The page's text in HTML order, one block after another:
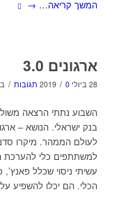
המשך קריאה… →
ארגונים 3.0
28 ביולי 2019 / 0 תגובות / ב
השבוע נתתי הרצאה
לעולם הממהר. מיקרו
למשתתפים כלי להערכת
עשיתי ניסוי שכלל
הכלי. הם יכלו להשפיע